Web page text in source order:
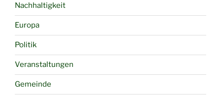
Nachhaltigkeit
Europa
Politik
Veranstaltungen
Gemeinde